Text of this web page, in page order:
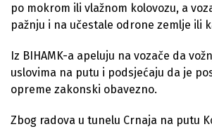
po mokrom ili vlažnom kolovozu, a
pažnju i na učestale odrone zemlje ili
Iz BIHAMK-a apeluju na vozače da
uslovima na putu i podsjećaju da je
opreme zakonski obavezno.
Zbog radova u tunelu Crnaja na putu